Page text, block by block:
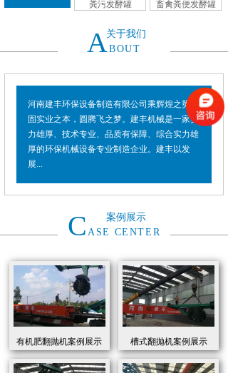
粪污发酵罐 畜禽粪便发酵罐
关于我们
ABOUT
河南建丰环保设备制造有限公司乘辉煌之势，
固实业之本，圆腾飞之梦。建丰机械是一家实
力雄厚、技术专业、品质有保障、综合实力雄
厚的环保机械设备专业制造企业。建丰以发
展...
案例展示
C ASE CENTER
有机肥翻抛机案例展示 槽式翻抛机案例展示